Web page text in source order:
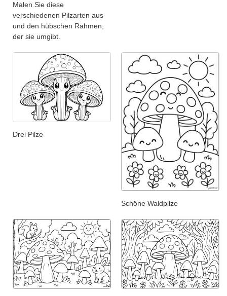
Malen Sie diese
verschiedenen Pilzarten aus
und den hübschen Rahmen,
der sie umgibt.
Drei Pilze
Schöne Waldpilze